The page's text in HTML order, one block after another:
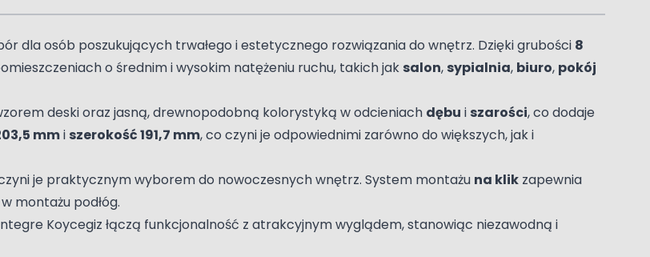
dla osób poszukujących trwałego i estetycznego rozwiązania do wnętrz. Dzięki grubości 8
o średnim i wysokim natężeniu ruchu, takich jak salon, sypialnia, biuro, pokój
deski oraz jasną, drewnopodobną kolorystyką w odcieniach dębu i szarości, co dodaje
mmi szerokość 191,7 mm, co czyni je odpowiednimi zarówno do większych, jak i
je praktycznym wyborem do nowoczesnych wnętrz. System montażu na klik zapewnia
montażu podłóg.
Koycegiz łączą funkcjonalność z atrakcyjnym wyglądem, stanowiąc niezawodną i